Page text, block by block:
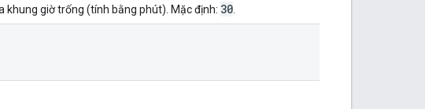
khung giờ trống (tính bằng phút). Mặc định: 30